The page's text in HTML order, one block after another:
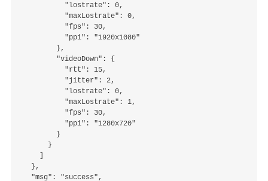
          "lostrate": 0,
          "maxLostrate": 0,
          "fps": 30,
          "ppi": "1920x1080"
        },
        "videoDown": {
          "rtt": 15,
          "jitter": 2,
          "lostrate": 0,
          "maxLostrate": 1,
          "fps": 30,
          "ppi": "1280x720"
        }
      }
    ]
  },
  "msg": "success",